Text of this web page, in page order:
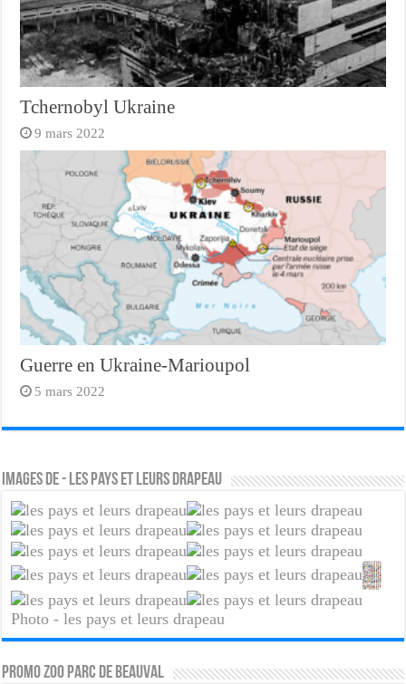
Tchernobyl Ukraine
9 mars 2022
Guerre en Ukraine-Marioupol
5 mars 2022
Images de - les pays et leurs drapeau
Photo - les pays et leurs drapeau
PROMO ZOO PARC DE BEAUVAL